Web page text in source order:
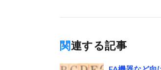
関連する記事